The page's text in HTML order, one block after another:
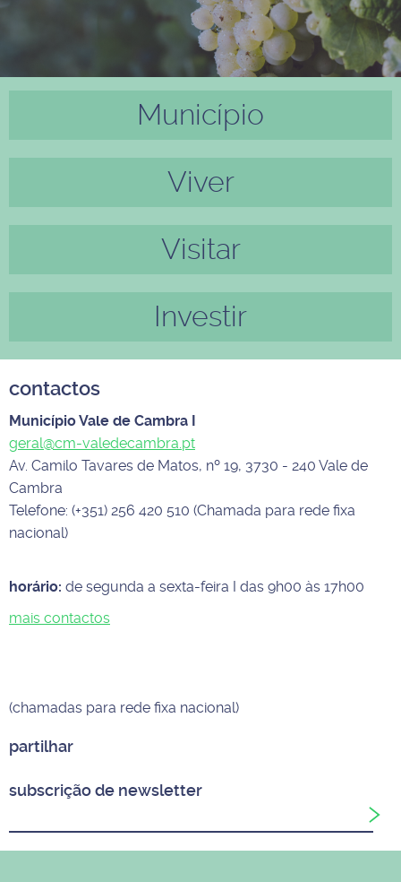
Município
Viver
Visitar
Investir
contactos
Município Vale de Cambra I
geral@cm-valedecambra.pt
Av. Camilo Tavares de Matos, nº 19, 3730 - 240 Vale de
Cambra
Telefone: (+351) 256 420 510 (Chamada para rede fixa
nacional)
horário: de segunda a sexta-feira I das 9h00 às 17h00
mais contactos
(chamadas para rede fixa nacional)
partilhar
subscrição de newsletter